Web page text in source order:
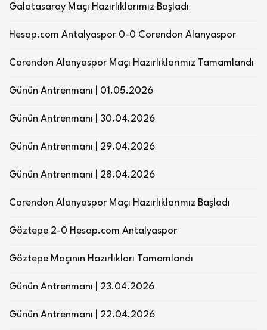
Galatasaray Maçı Hazırlıklarımız Başladı
Hesap.com Antalyaspor 0-0 Corendon Alanyaspor
Corendon Alanyaspor Maçı Hazırlıklarımız Tamamlandı
Günün Antrenmanı | 01.05.2026
Günün Antrenmanı | 30.04.2026
Günün Antrenmanı | 29.04.2026
Günün Antrenmanı | 28.04.2026
Corendon Alanyaspor Maçı Hazırlıklarımız Başladı
Göztepe 2-0 Hesap.com Antalyaspor
Göztepe Maçının Hazırlıkları Tamamlandı
Günün Antrenmanı | 23.04.2026
Günün Antrenmanı | 22.04.2026